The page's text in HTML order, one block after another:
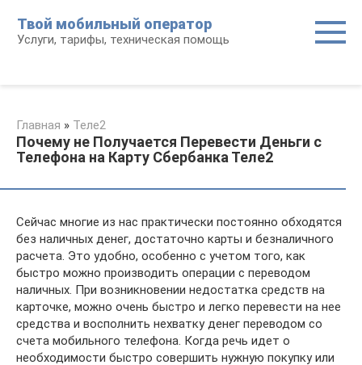
контенту
Твой мобильный оператор
Услуги, тарифы, техническая помощь
Главная » Теле2
Почему не Получается Перевести Деньги с
Телефона на Карту Сбербанка Теле2
Сейчас многие из нас практически постоянно обходятся
без наличных денег, достаточно карты и безналичного
расчета. Это удобно, особенно с учетом того, как
быстро можно производить операции с переводом
наличных. При возникновении недостатка средств на
карточке, можно очень быстро и легко перевести на нее
средства и восполнить нехватку денег переводом со
счета мобильного телефона. Когда речь идет о
необходимости быстро совершить нужную покупку или